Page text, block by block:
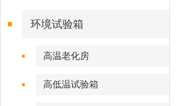
环境试验箱
高温老化房
高低温试验箱